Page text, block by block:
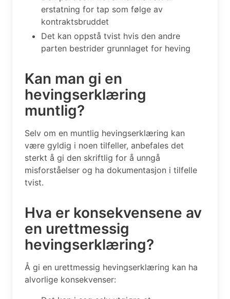
erstatning for tap som følge av
kontraktsbruddet
Det kan oppstå tvist hvis den andre
parten bestrider grunnlaget for heving
Kan man gi en
hevingserklæring
muntlig?
Selv om en muntlig hevingserklæring kan
være gyldig i noen tilfeller, anbefales det
sterkt å gi den skriftlig for å unngå
misforståelser og ha dokumentasjon i tilfelle
tvist.
Hva er konsekvensene av
en urettmessig
hevingserklæring?
Å gi en urettmessig hevingserklæring kan ha
alvorlige konsekvenser: